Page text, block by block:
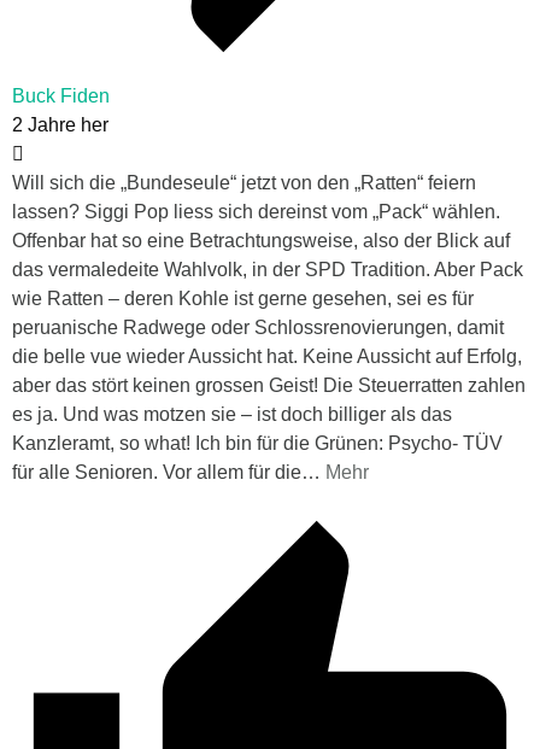
Buck Fiden
2 Jahre her
Will sich die „Bundeseule“ jetzt von den „Ratten“ feiern
lassen? Siggi Pop liess sich dereinst vom „Pack“ wählen.
Offenbar hat so eine Betrachtungsweise, also der Blick auf
das vermaledeite Wahlvolk, in der SPD Tradition. Aber Pack
wie Ratten – deren Kohle ist gerne gesehen, sei es für
peruanische Radwege oder Schlossrenovierungen, damit
die belle vue wieder Aussicht hat. Keine Aussicht auf Erfolg,
aber das stört keinen grossen Geist! Die Steuerratten zahlen
es ja. Und was motzen sie – ist doch billiger als das
Kanzleramt, so what! Ich bin für die Grünen: Psycho- TÜV
für alle Senioren. Vor allem für die… Mehr